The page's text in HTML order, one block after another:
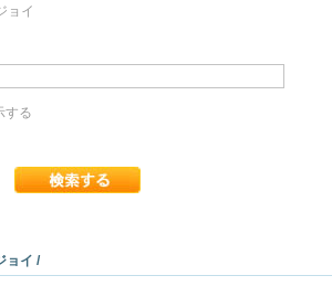
ョイ
する
ョイ /